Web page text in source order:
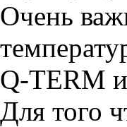
Очень
Q-TERM
Для того